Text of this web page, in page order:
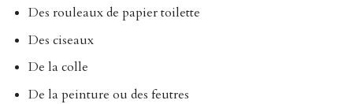
Des rouleaux de papier toilette
Des ciseaux
De la colle
De la peinture ou des feutres